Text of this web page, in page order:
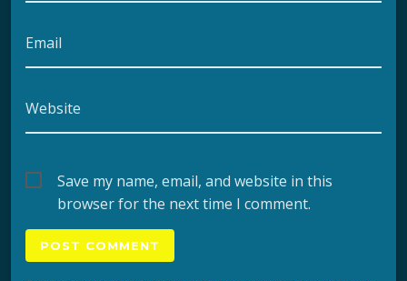
Email
Website
Save my name, email, and website in this
browser for the next time I comment.